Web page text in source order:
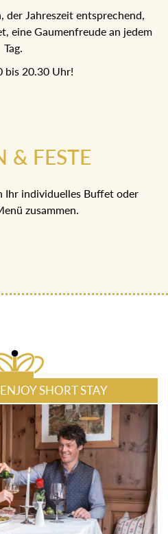
der Jahreszeit entsprechend,
eine Gaumenfreude an jedem
Tag.
bis 20.30 Uhr!
& FESTE
Ihr individuelles Buffet oder
zusammen.
SHORT STAY